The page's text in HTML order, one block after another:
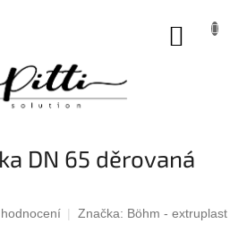
DN 65 děrovaná
Značka: Böhm - extruplast